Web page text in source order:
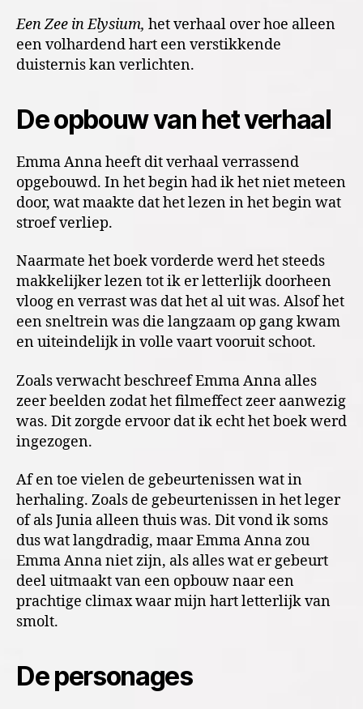
Een Zee in Elysium, het verhaal over hoe alleen
een volhardend hart een verstikkende
duisternis kan verlichten.
De opbouw van het verhaal
Emma Anna heeft dit verhaal verrassend
opgebouwd. In het begin had ik het niet meteen
door, wat maakte dat het lezen in het begin wat
stroef verliep.
Naarmate het boek vorderde werd het steeds
makkelijker lezen tot ik er letterlijk doorheen
vloog en verrast was dat het al uit was. Alsof het
een sneltrein was die langzaam op gang kwam
en uiteindelijk in volle vaart vooruit schoot.
Zoals verwacht beschreef Emma Anna alles
zeer beelden zodat het filmeffect zeer aanwezig
was. Dit zorgde ervoor dat ik echt het boek werd
ingezogen.
Af en toe vielen de gebeurtenissen wat in
herhaling. Zoals de gebeurtenissen in het leger
of als Junia alleen thuis was. Dit vond ik soms
dus wat langdradig, maar Emma Anna zou
Emma Anna niet zijn, als alles wat er gebeurt
deel uitmaakt van een opbouw naar een
prachtige climax waar mijn hart letterlijk van
smolt.
De personages